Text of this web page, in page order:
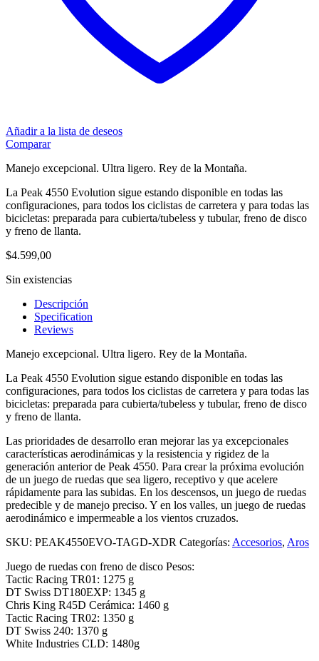
Añadir a la lista de deseos
Comparar
Manejo excepcional. Ultra ligero. Rey de la Montaña.
La Peak 4550 Evolution sigue estando disponible en todas las
configuraciones, para todos los ciclistas de carretera y para todas las
bicicletas: preparada para cubierta/tubeless y tubular, freno de disco
y freno de llanta.
$4.599,00
Sin existencias
Descripción
Specification
Reviews
Manejo excepcional. Ultra ligero. Rey de la Montaña.
La Peak 4550 Evolution sigue estando disponible en todas las
configuraciones, para todos los ciclistas de carretera y para todas las
bicicletas: preparada para cubierta/tubeless y tubular, freno de disco
y freno de llanta.
Las prioridades de desarrollo eran mejorar las ya excepcionales
características aerodinámicas y la resistencia y rigidez de la
generación anterior de Peak 4550. Para crear la próxima evolución
de un juego de ruedas que sea ligero, receptivo y que acelere
rápidamente para las subidas. En los descensos, un juego de ruedas
predecible y de manejo preciso. Y en los valles, un juego de ruedas
aerodinámico e impermeable a los vientos cruzados.
SKU: PEAK4550EVO-TAGD-XDR Categorías: Accesorios, Aros
Juego de ruedas con freno de disco Pesos:
Tactic Racing TR01: 1275 g
DT Swiss DT180EXP: 1345 g
Chris King R45D Cerámica: 1460 g
Tactic Racing TR02: 1350 g
DT Swiss 240: 1370 g
White Industries CLD: 1480g